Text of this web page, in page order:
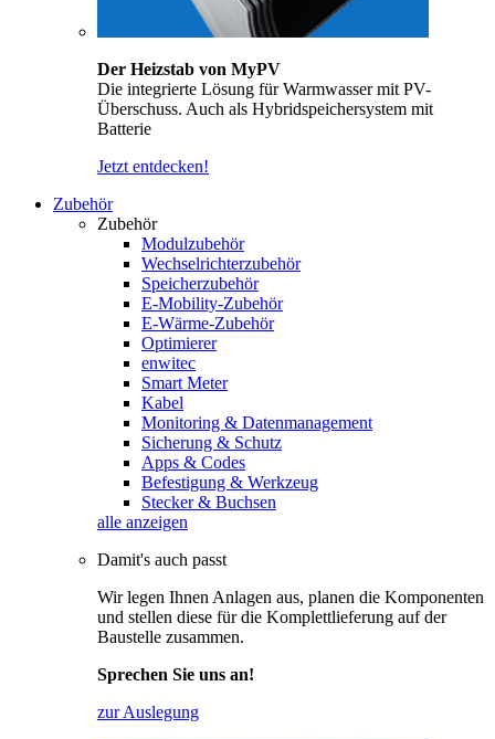
Der Heizstab von MyPV
Die integrierte Lösung für Warmwasser mit PV-
Überschuss. Auch als Hybridspeichersystem mit
Batterie
Jetzt entdecken!
Zubehör
Zubehör
Modulzubehör
Wechselrichterzubehör
Speicherzubehör
E-Mobility-Zubehör
E-Wärme-Zubehör
Optimierer
enwitec
Smart Meter
Kabel
Monitoring & Datenmanagement
Sicherung & Schutz
Apps & Codes
Befestigung & Werkzeug
Stecker & Buchsen
alle anzeigen
Damit's auch passt
Wir legen Ihnen Anlagen aus, planen die Komponenten
und stellen diese für die Komplettlieferung auf der
Baustelle zusammen.
Sprechen Sie uns an!
zur Auslegung